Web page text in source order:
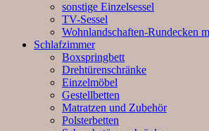
sonstige Einzelsessel
TV-Sessel
Wohnlandschaften-Rundecken
Schlafzimmer
Boxspringbett
Drehtürenschränke
Einzelmöbel
Gestellbetten
Matratzen und Zubehör
Polsterbetten